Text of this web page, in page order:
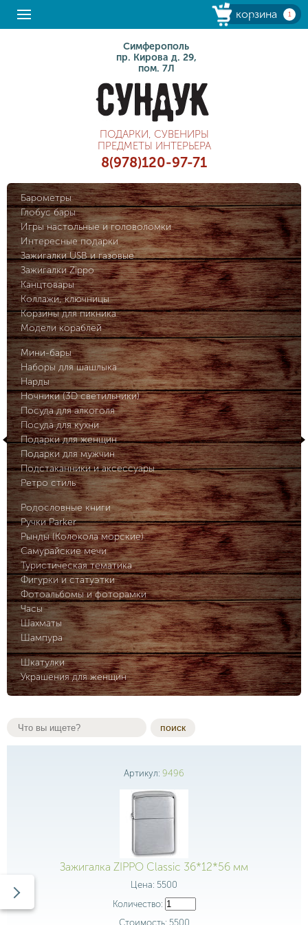
корзина 1
Симферополь
пр. Кирова д. 29,
пом. 7Л
ПОДАРКИ, СУВЕНИРЫ
ПРЕДМЕТЫ ИНТЕРЬЕРА
8(978)120-97-71
Барометры
Глобус бары
Игры настольные и головоломки
Интересные подарки
Зажигалки USB и газовые
Зажигалки Zippo
Канцтовары
Коллажи, ключницы
Корзины для пикника
Модели кораблей
Мини-бары
Наборы для шашлыка
Нарды
Ночники (3D светильники)
Посуда для алкоголя
Посуда для кухни
Подарки для женщин
Подарки для мужчин
Подстаканники и аксессуары
Ретро стиль
Родословные книги
Ручки Parker
Рынды (Колокола морские)
Самурайские мечи
Туристическая тематика
Фигурки и статуэтки
Фотоальбомы и фоторамки
Часы
Шахматы
Шампура
Шкатулки
Украшения для женщин
поиск
Артикул: 9496
Зажигалка ZIPPO Classic 36*12*56 мм
Цена: 5500
Количество:
Стоимость: 5500